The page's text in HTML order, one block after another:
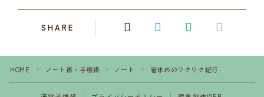
SHARE
HOME ＞ ノート術・手帳術 ＞ ノート ＞ 箸休めのワクワク紀行